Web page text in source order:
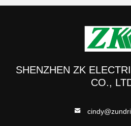
SHENZHEN ZK
CO.,